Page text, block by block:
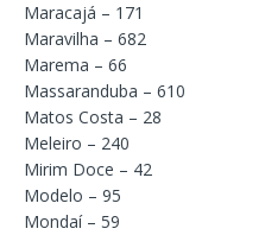
Maracajá – 171
Maravilha – 682
Marema – 66
Massaranduba – 610
Matos Costa – 28
Meleiro – 240
Mirim Doce – 42
Modelo – 95
Mondaí – 59